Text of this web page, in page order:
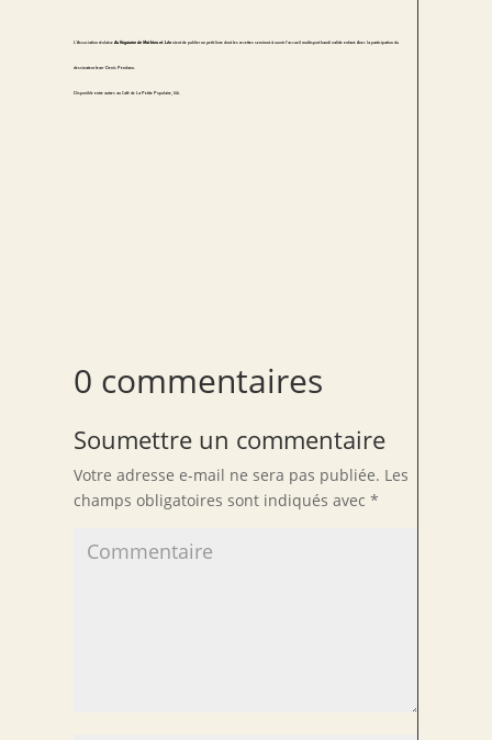
L’Association réolaiseAu Royaume de Mathieu et Léo vient de publier un petit livre dont les recettes serviront à ouvrir l’accueil multisport handi valide enfant. Avec la participation du
dessinateur Jean-Denis Pendanx.
Disponible entre autres au Café de La Petite Populaire, 10€.
0 commentaires
Soumettre un commentaire
Votre adresse e-mail ne sera pas publiée. Les
champs obligatoires sont indiqués avec*